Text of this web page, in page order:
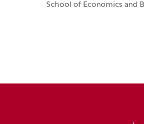
School of Economics and